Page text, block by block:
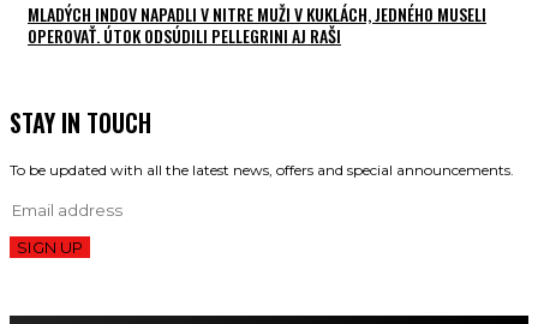
MLADÝCH INDOV NAPADLI V NITRE MUŽI V KUKLÁCH, JEDNÉHO MUSELI
OPEROVAŤ. ÚTOK ODSÚDILI PELLEGRINI AJ RAŠI
STAY IN TOUCH
To be updated with all the latest news, offers and special announcements.
SIGN UP